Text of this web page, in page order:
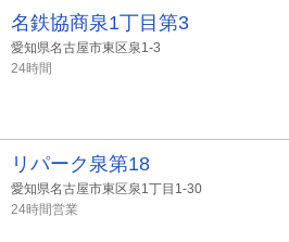
名鉄協商泉1丁目第3
愛知県名古屋市東区泉1-3
24時間
リパーク泉第18
愛知県名古屋市東区泉1丁目1-30
24時間営業